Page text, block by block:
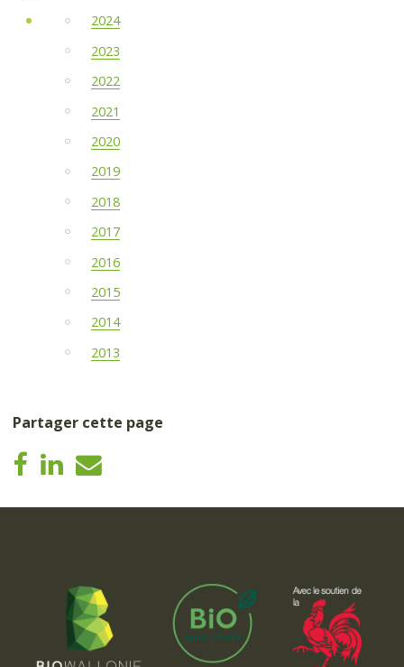
2024
2023
2022
2021
2020
2019
2018
2017
2016
2015
2014
2013
Partager cette page